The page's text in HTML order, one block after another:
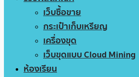
เว็บซื้อขาย
กระเป๋าเก็บเหรียญ
เครื่องขุด
เว็บขุดแบบ Cloud Mining
ห้องเรียน